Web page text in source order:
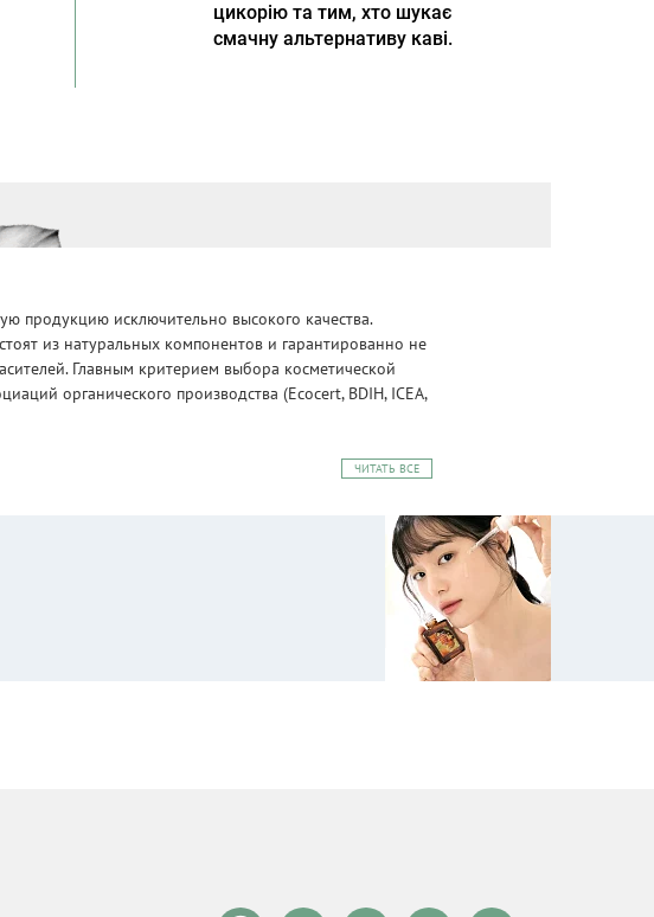
цикорію та тим, хто шукає
смачну альтернативу каві.
продукцию исключительно высокого качества.
из натуральных компонентов и гарантированно не
Главным критерием выбора косметической
органического производства (Ecocert, BDIH, ICEA,
ЧИТАТЬ ВСЕ